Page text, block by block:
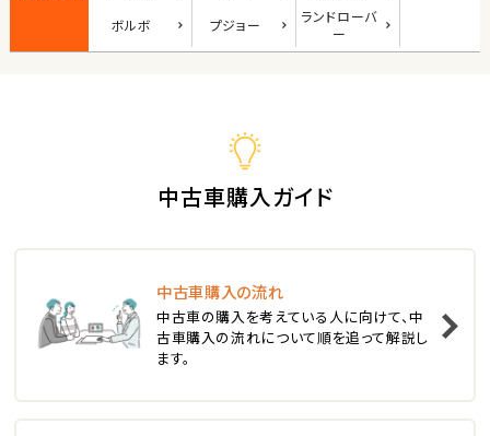
ロードスター
ホンダ
S660
1位
ボルボ
プジョー ランドローバ
ー
中古車購入ガイド
中古車購入の流れ
中古車の購入を考えている人に向けて、中
古車購入の流れについて順を追って解説し
ます。